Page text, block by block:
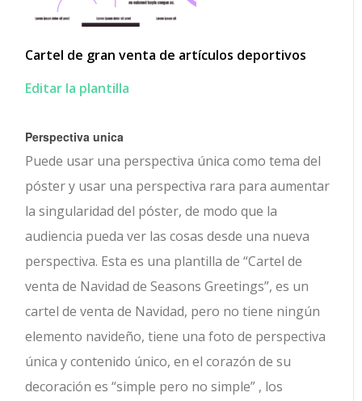
Cartel de gran venta de artículos deportivos
Editar la plantilla
Perspectiva unica
Puede usar una perspectiva única como tema del
póster y usar una perspectiva rara para aumentar
la singularidad del póster, de modo que la
audiencia pueda ver las cosas desde una nueva
perspectiva. Esta es una plantilla de “Cartel de
venta de Navidad de Seasons Greetings”, es un
cartel de venta de Navidad, pero no tiene ningún
elemento navideño, tiene una foto de perspectiva
única y contenido único, en el corazón de su
decoración es “simple pero no simple” , los